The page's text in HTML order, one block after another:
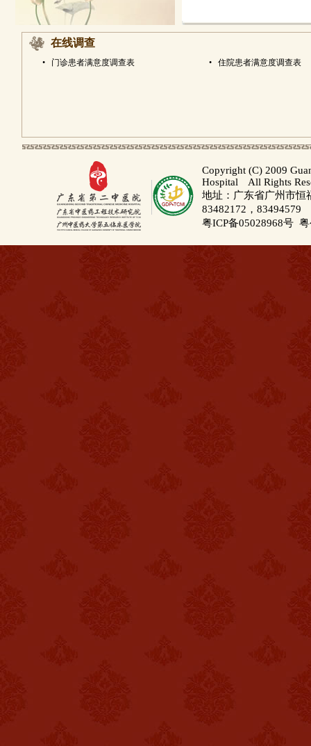
在线调查
• 门诊患者满意度调查表 • 住院患者满意度调查表
Copyright (C) 2009
Hospital All Rights
地址：广东省广州市
83482172，83494579
粤ICP备05028968号